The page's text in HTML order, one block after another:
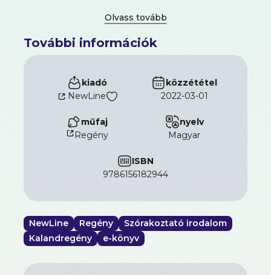
hamar rádöbbennek, hogy darázsfészekbe nyúltak.
hitték és a baljós eseményeknek itt nincs vége. A
fiatalok rábukkannak egy titkos kamrára III.
Amenemhat csarnokában. Gracie a bazárban
belebotlik bácsikájába, és az idős kalandor
sietősen a lánynak adja a naplóját, mert valaki
üldözi. Ráadásul Louis is eltűnik. Mi olyan fontos a
naplóban? Ki ez a III. Amenemhat? Ki van az idős
kalandor nyomában és miért? Gracie, Louis és
David egyesíti erőit. Kalandjuk során a napló újabb
egyiptomi rejtély valóban a múltba röpíti olvasóit,
keljünk útra Kairóba!
További információk
kiadó
NewLine
közzététel
2022-03-01
műfaj
Regény
nyelv
magyar
ISBN
9786156182944
NewLine Regény
Szórakoztató irodalom
Kalandregény
e-könyv